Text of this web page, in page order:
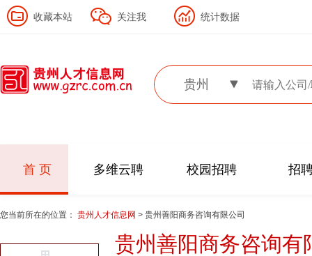
收藏本站 关注我 统计数据
贵州
首 页 多维云聘 校园招聘 招
您当前所在的位置： 贵州人才信息网 > 贵州善阳商务咨询有限公司
贵州善阳商务咨询有